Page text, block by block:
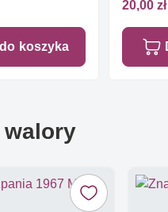
koszyka
20,00 zł
walory